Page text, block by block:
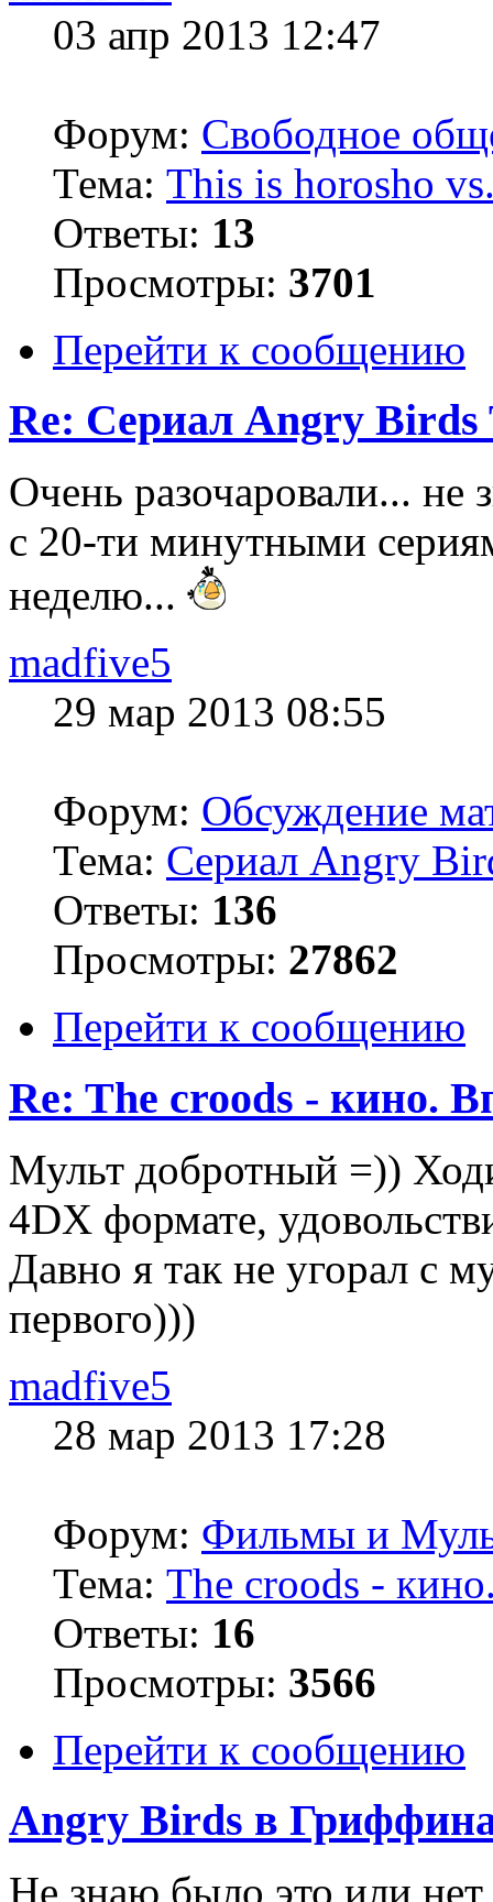
03 апр 2013 12:47
Форум: Свободное
Тема: This is horosho
Ответы: 13
Просмотры: 3701
Перейти к сообщению
Re: Сериал Angry Birds
Очень разочаровали... не
с 20-ти минутными
неделю...
madfive5
29 мар 2013 08:55
Форум: Обсуждение
Тема: Сериал Angry
Ответы: 136
Просмотры: 27862
Перейти к сообщению
Re: The croods - кино.
Мульт добротный =))
4DX формате,
Давно я так не угорал с
первого)))
madfive5
28 мар 2013 17:28
Форум: Фильмы и
Тема: The croods -
Ответы: 16
Просмотры: 3566
Перейти к сообщению
Angry Birds в
Не знаю было это или